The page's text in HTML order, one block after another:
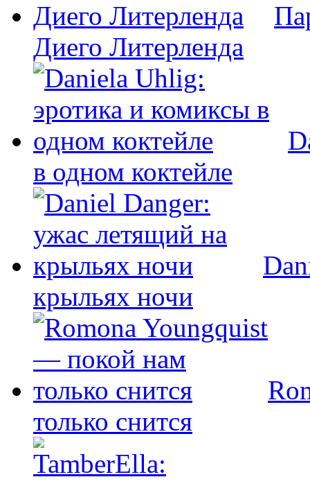
Диего Литерленда
в одном коктейле
крыльях ночи
только снится